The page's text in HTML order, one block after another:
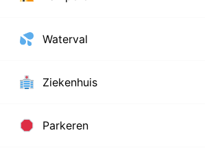
Waterval
Ziekenhuis
Parkeren